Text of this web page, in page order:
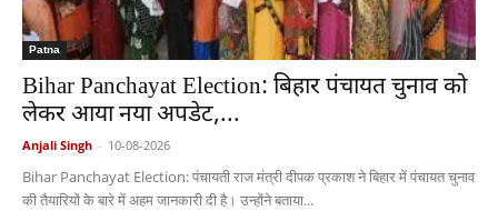
Patna
Bihar Panchayat Election: बिहार पंचायत चुनाव को
लेकर आया नया अपडेट,...
Anjali Singh - 10-08-2026
Bihar Panchayat Election: पंचायती राज मंत्री दीपक प्रकाश ने बिहार में पंचायत चुनाव
की तैयारियों के बारे में अहम जानकारी दी है। उन्होंने बताया...